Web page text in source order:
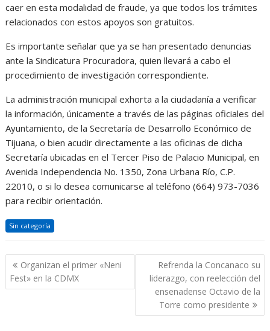
caer en esta modalidad de fraude, ya que todos los trámites
relacionados con estos apoyos son gratuitos.
Es importante señalar que ya se han presentado denuncias
ante la Sindicatura Procuradora, quien llevará a cabo el
procedimiento de investigación correspondiente.
La administración municipal exhorta a la ciudadanía a verificar
la información, únicamente a través de las páginas oficiales del
Ayuntamiento, de la Secretaría de Desarrollo Económico de
Tijuana, o bien acudir directamente a las oficinas de dicha
Secretaría ubicadas en el Tercer Piso de Palacio Municipal, en
Avenida Independencia No. 1350, Zona Urbana Río, C.P.
22010, o si lo desea comunicarse al teléfono (664) 973-7036
para recibir orientación.
Sin categoría
Navegación
de
entradas
Organizan el primer «Neni
Fest» en la CDMX
Refrenda la Concanaco su
liderazgo, con reelección del
ensenadense Octavio de la
Torre como presidente